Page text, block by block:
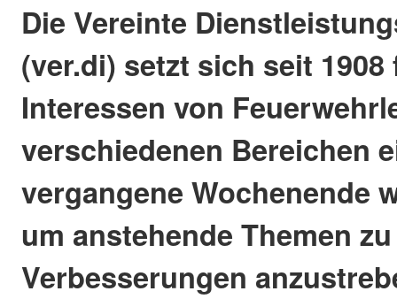
Die Vereinte
(ver.di) setzt sich seit
Interessen von
verschiedenen Bereichen
vergangene Wochenende
um anstehende Themen
Verbesserungen